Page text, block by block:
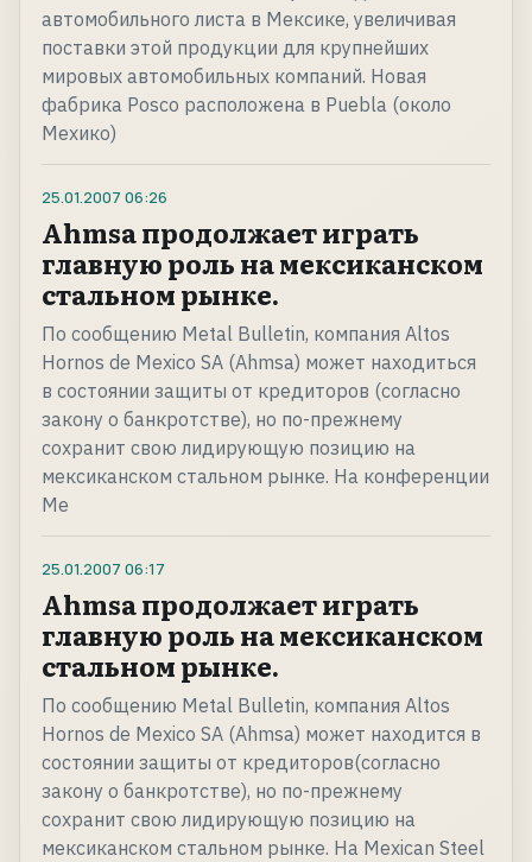
автомобильного листа в Мексике, увеличивая
поставки этой продукции для крупнейших
мировых автомобильных компаний. Новая
фабрика Posco расположена в Puebla (около
Мехико)
25.01.2007 06:26
Ahmsa продолжает играть
главную роль на мексиканском
стальном рынке.
По сообщению Metal Bulletin, компания Altos
Hornos de Mexico SA (Ahmsa) может находиться
в состоянии защиты от кредиторов (согласно
закону о банкротстве), но по-прежнему
сохранит свою лидирующую позицию на
мексиканском стальном рынке. На конференции
Me
25.01.2007 06:17
Ahmsa продолжает играть
главную роль на мексиканском
стальном рынке.
По сообщению Metal Bulletin, компания Altos
Hornos de Mexico SA (Ahmsa) может находится в
состоянии защиты от кредиторов(согласно
закону о банкротстве), но по-прежнему
сохранит свою лидирующую позицию на
мексиканском стальном рынке. На Mexican Steel